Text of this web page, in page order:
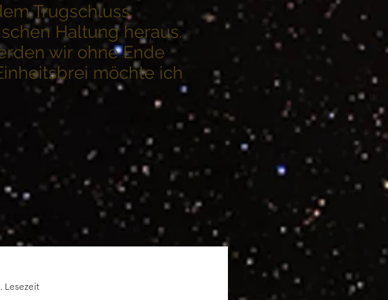
Trugschluss
Haltung heraus.
wir ohne Ende
möchte ich
Lesezeit